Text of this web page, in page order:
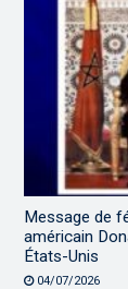
Message de
américain
États-Unis
04/07/2026